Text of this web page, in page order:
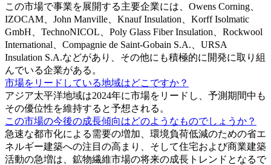
この市場で事業を展開する主要企業には、Owens Corning、
IZOCAM、John Manville、Knauf Insulation、Korff Isolmatic
GmbH、TechnoNICOL、Poly Glass Fiber Insulation、Rockwool
International、Compagnie de Saint-Gobain S.A.、URSA
Insulation S.A.などがあり、その他にも積極的に開発に取り組
んでいる企業がある。
市場をリードしている地域はどこですか？
アジア太平洋地域は2024年に市場をリードし、予測期間中も
その優位性を維持すると予想される。
この市場の今後の成長傾向はどのようなものでしょうか？
急速な都市化による需要の増加、環境負荷低減のための省エ
ネルギー建築への注目の高まり、そして住宅および商業建築
活動の急増は、鉱物繊維市場の将来の成長トレンドとなるで